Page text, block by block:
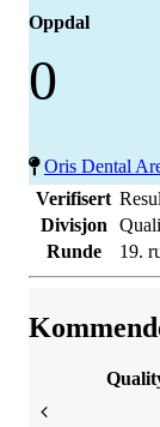
Oppdal
0
Oris Dental
Verifisert
Divisjon
Runde
19.